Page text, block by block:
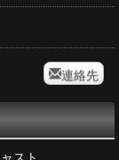
連絡先